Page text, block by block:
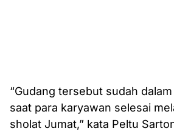
“Gudang tersebut sudah
saat para karyawan selesai
sholat Jumat,” kata Peltu